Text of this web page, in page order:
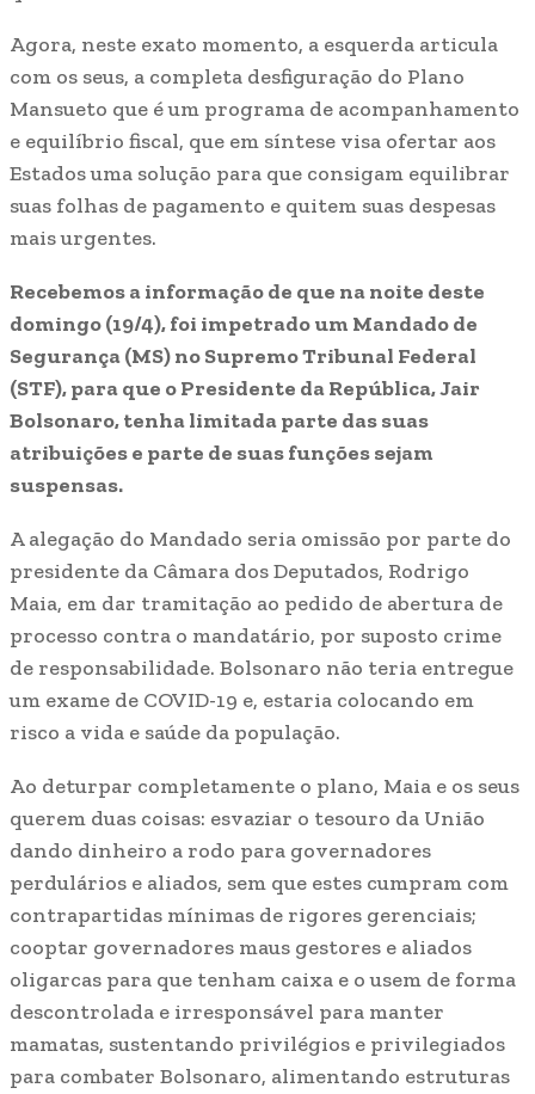
Agora, neste exato momento, a esquerda articula
com os seus, a completa desfiguração do Plano
Mansueto que é um programa de acompanhamento
e equilíbrio fiscal, que em síntese visa ofertar aos
Estados uma solução para que consigam equilibrar
suas folhas de pagamento e quitem suas despesas
mais urgentes.
Recebemos a informação de que na noite deste
domingo (19/4), foi impetrado um Mandado de
Segurança (MS) no Supremo Tribunal Federal
(STF), para que o Presidente da República, Jair
Bolsonaro, tenha limitada parte das suas
atribuições e parte de suas funções sejam
suspensas.
A alegação do Mandado seria omissão por parte do
presidente da Câmara dos Deputados, Rodrigo
Maia, em dar tramitação ao pedido de abertura de
processo contra o mandatário, por suposto crime
de responsabilidade. Bolsonaro não teria entregue
um exame de COVID-19 e, estaria colocando em
risco a vida e saúde da população.
Ao deturpar completamente o plano, Maia e os seus
querem duas coisas: esvaziar o tesouro da União
dando dinheiro a rodo para governadores
perdulários e aliados, sem que estes cumpram com
contrapartidas mínimas de rigores gerenciais;
cooptar governadores maus gestores e aliados
oligarcas para que tenham caixa e o usem de forma
descontrolada e irresponsável para manter
mamatas, sustentando privilégios e privilegiados
para combater Bolsonaro, alimentando estruturas